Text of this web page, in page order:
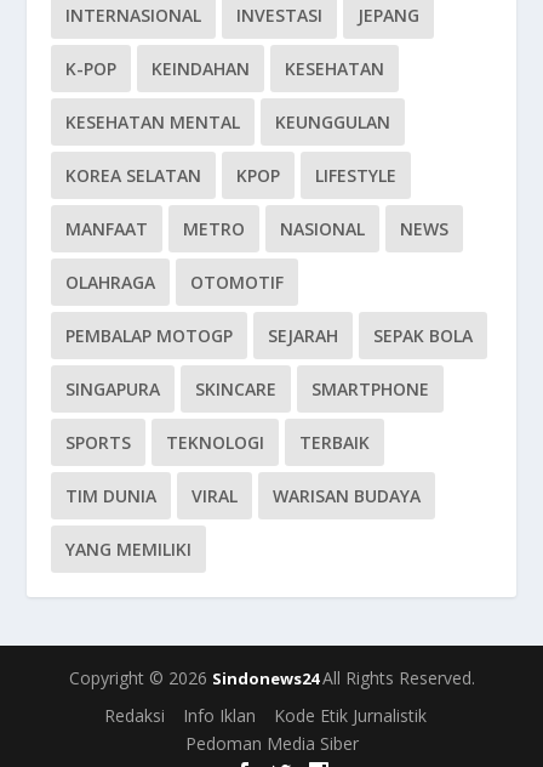
INTERNASIONAL INVESTASI JEPANG
K-POP KEINDAHAN KESEHATAN
KESEHATAN MENTAL KEUNGGULAN
KOREA SELATAN KPOP LIFESTYLE
MANFAAT METRO NASIONAL NEWS
OLAHRAGA OTOMOTIF
PEMBALAP MOTOGP SEJARAH SEPAK BOLA
SINGAPURA SKINCARE SMARTPHONE
SPORTS TEKNOLOGI TERBAIK
TIM DUNIA VIRAL WARISAN BUDAYA
YANG MEMILIKI
Copyright © 2026 Sindonews24All Rights Reserved.
Redaksi
Info Iklan
Kode Etik Jurnalistik
Pedoman Media Siber